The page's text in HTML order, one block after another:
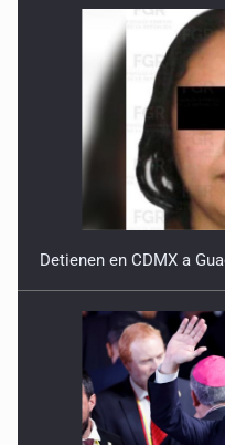
Detienen en CDMX a